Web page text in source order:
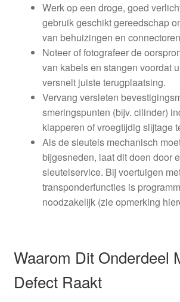
Werk op een droge, goed
gebruik geschikt gereedschap
van behuizingen en
Noteer of fotografeer de
van kabels en stangen voordat
versnelt juiste terugplaatsing.
Vervang versleten
smeringspunten (bijv. cilinder)
klapperen of vroegtijdig slijtage
Als de sleutels mechanisch
bijgesneden, laat dit doen door
sleutelservice. Bij voertuigen
transponderfuncties is
noodzakelijk (zie opmerking
Waarom Dit Onderdeel
Defect Raakt